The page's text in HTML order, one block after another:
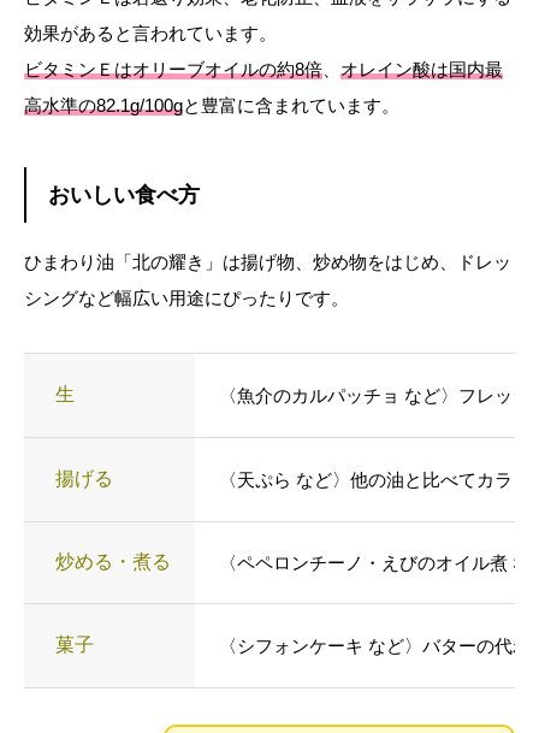
効果があると言われています。
ビタミンＥはオリーブオイルの約8倍
オレイン酸は国内最
高水準の82.1g/100gと豊富に含まれています。
おいしい食べ方
ひまわり油「北の耀き」は揚げ物、炒め物をはじめ、ドレッ
シングなど幅広い用途にぴったりです。
生 〈魚介のカルパッチョ など〉フレッ
揚げる 〈天ぷら など〉他の油と比べてカラッ
炒める・煮る 〈ペペロンチーノ・えびのオイル煮
菓子 〈シフォンケーキ など〉バターの代わ